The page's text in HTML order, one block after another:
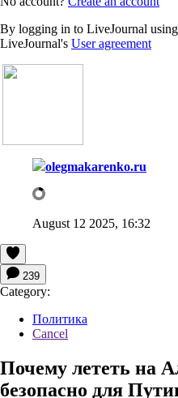
By logging in to LiveJournal
LiveJournal's User agreement
olegmakarenko.ru
August 12 2025, 16:32
239
Category:
Политика
Cancel
Почему лететь на
безопасно для